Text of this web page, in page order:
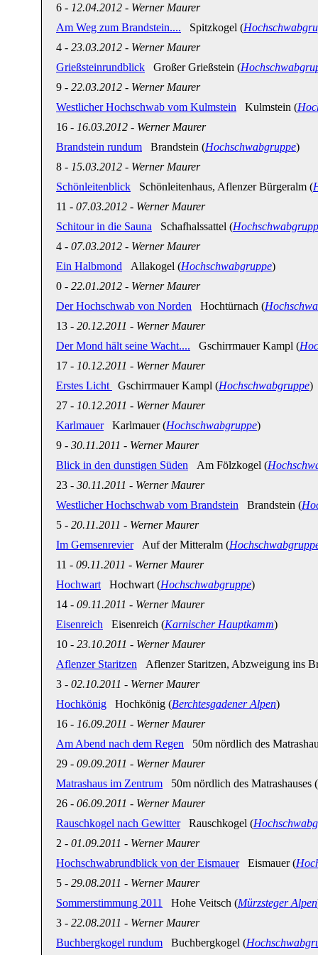
6 - 12.04.2012 - Werner Maurer
Am Weg zum Brandstein.... Spitzkogel (
4 - 23.03.2012 - Werner Maurer
Grießsteinrundblick Großer Grießstein (
9 - 22.03.2012 - Werner Maurer
Westlicher Hochschwab vom Kulmstein Kulmstein (
16 - 16.03.2012 - Werner Maurer
Brandstein rundum Brandstein (Hochschwabgruppe)
8 - 15.03.2012 - Werner Maurer
Schönleitenblick Schönleitenhaus, Aflenzer Bürgeralm (
11 - 07.03.2012 - Werner Maurer
Schitour in die Sauna Schafhalssattel (
4 - 07.03.2012 - Werner Maurer
Ein Halbmond Allakogel (Hochschwabgruppe)
0 - 22.01.2012 - Werner Maurer
Der Hochschwab von Norden Hochtürnach (
13 - 20.12.2011 - Werner Maurer
Der Mond hält seine Wacht.... Gschirrmauer Kampl (
17 - 10.12.2011 - Werner Maurer
Erstes Licht
Gschirrmauer Kampl (Hochschwabgruppe)
27 - 10.12.2011 - Werner Maurer
KarlmauerKarlmauer (Hochschwabgruppe)
9 - 30.11.2011 - Werner Maurer
Blick in den dunstigen Süden Am Fölzkogel (
23 - 30.11.2011 - Werner Maurer
Westlicher Hochschwab vom Brandstein Brandstein (
5 - 20.11.2011 - Werner Maurer
Im GemsenrevierAuf der Mitteralm (
11 - 09.11.2011 - Werner Maurer
Hochwart Hochwart (Hochschwabgruppe)
14 - 09.11.2011 - Werner Maurer
Eisenreich Eisenreich (Karnischer Hauptkamm)
10 - 23.10.2011 - Werner Maurer
Aflenzer Staritzen Aflenzer Staritzen, Abzweigung ins
3 - 02.10.2011 - Werner Maurer
Hochkönig Hochkönig (Berchtesgadener Alpen)
16 - 16.09.2011 - Werner Maurer
Am Abend nach dem Regen 50m nördlich des
29 - 09.09.2011 - Werner Maurer
Matrashaus im Zentrum 50m nördlich des Matrashauses (
26 - 06.09.2011 - Werner Maurer
Rauschkogel nach GewitterRauschkogel (
2 - 01.09.2011 - Werner Maurer
Hochschwabrundblick von der EismauerEismauer (
5 - 29.08.2011 - Werner Maurer
Sommerstimmung 2011
Hohe Veitsch (Mürzsteger Alpen
3 - 22.08.2011 - Werner Maurer
Buchbergkogel rundum Buchbergkogel (